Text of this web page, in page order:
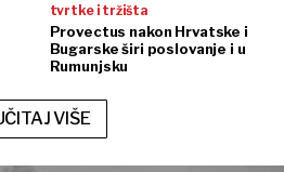
tvrtke i tržišta
Provectus nakon Hrvatske i
Bugarske širi poslovanje i u
Rumunjsku
VIŠE